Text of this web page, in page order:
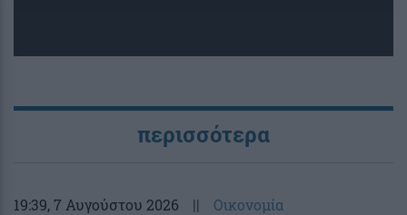
περισσότερα
19:39, 7 Αυγούστου 2026 || Οικονομία